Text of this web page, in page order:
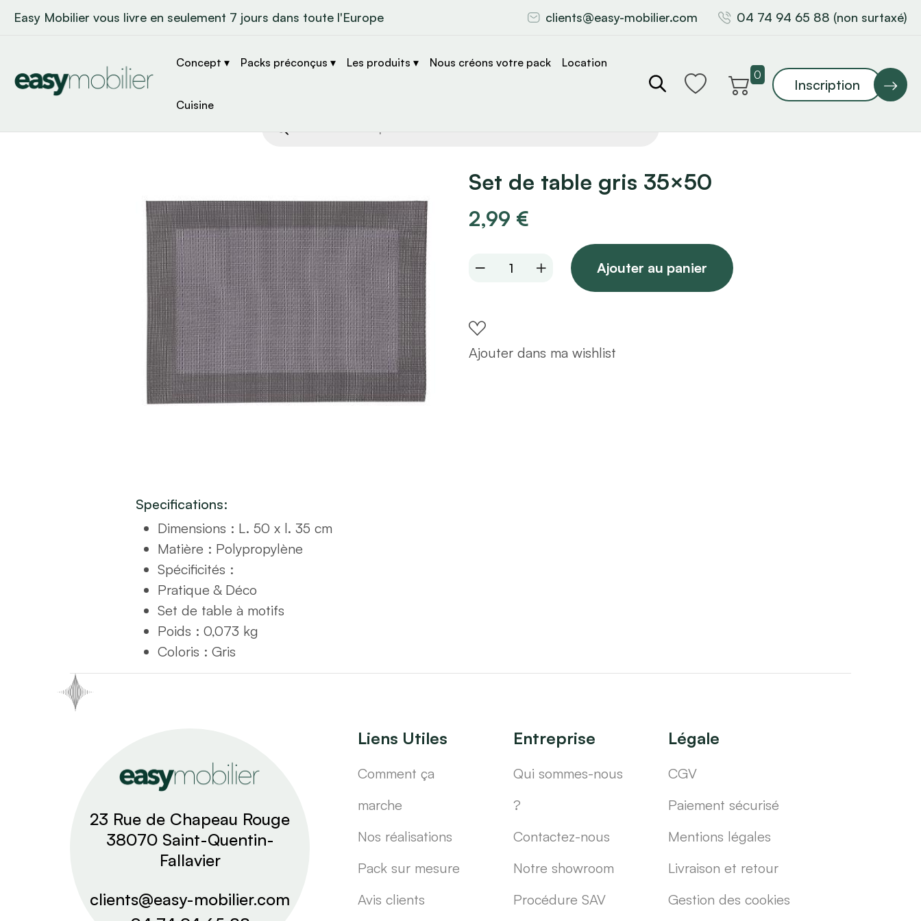
Easy Mobilier vous livre en seulement 7 jours dans toute l'Europe clients@easy-mobilier.com 04 74 94 65 88 (non surtaxé)
0
Inscription
Concept ▾ Packs préconçus ▾ Les produits ▾ Nous créons votre pack Location
Cuisine
de
Set de table gris 35×50
2,99 €
Set
gris
35×50
quantity
Ajouter au panier
Ajouter dans ma wishlist
Specifications:
Dimensions : L. 50 x l. 35 cm
Matière : Polypropylène
Spécificités :
Pratique & Déco
Set de table à motifs
Poids : 0,073 kg
Coloris : Gris
23 Rue de Chapeau Rouge
38070 Saint-Quentin-
Fallavier
clients@easy-mobilier.com
Liens Utiles
Comment ça
marche
Nos réalisations
Pack sur mesure
Avis clients
Entreprise
Qui sommes-nous
?
Contactez-nous
Notre showroom
Procédure SAV
Légale
CGV
Paiement sécurisé
Mentions légales
Livraison et retour
Gestion des cookies